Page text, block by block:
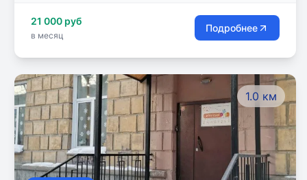
21 000 руб
в месяц
Подробнее
1.0 км